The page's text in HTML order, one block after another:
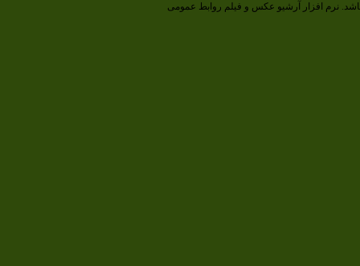
نرم افزار آرشیو عکس و فیلم روابط عمومی